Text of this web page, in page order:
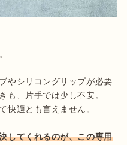
やシリコングリップが必要
も、片手では少し不安。
快適とも言えません。
してくれるのが、この専用